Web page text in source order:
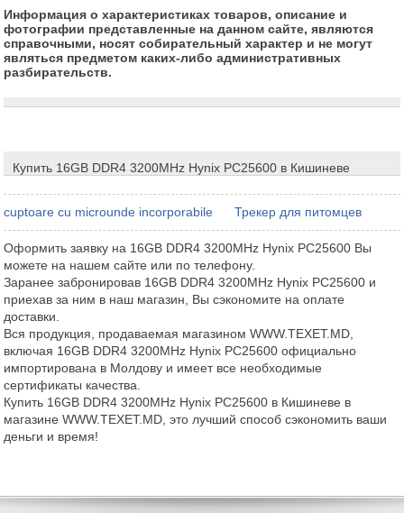
Информация о характеристиках товаров, описание и
фотографии представленные на данном сайте, являются
справочными, носят собирательный характер и не могут
являться предметом каких-либо административных
разбирательств.
Купить 16GB DDR4 3200MHz Hynix PC25600 в Кишиневе
cuptoare cu microunde incorporabile Трекер для питомцев
Оформить заявку на 16GB DDR4 3200MHz Hynix PC25600 Вы
можете на нашем сайте или по телефону.
Заранее забронировав 16GB DDR4 3200MHz Hynix PC25600 и
приехав за ним в наш магазин, Вы сэкономите на оплате
доставки.
Вся продукция, продаваемая магазином WWW.TEXET.MD,
включая 16GB DDR4 3200MHz Hynix PC25600 официально
импортирована в Молдову и имеет все необходимые
сертификаты качества.
Купить 16GB DDR4 3200MHz Hynix PC25600 в Кишиневе в
магазине WWW.TEXET.MD, это лучший способ сэкономить ваши
деньги и время!